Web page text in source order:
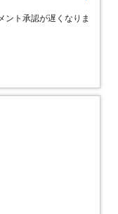
ント承認が遅くなりま